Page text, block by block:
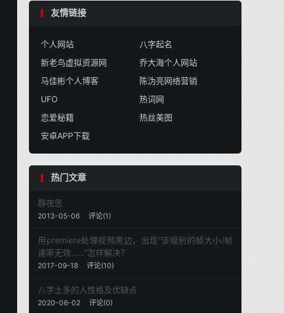
友情链接
个人网站
八字起名
新老鸟虚拟资源网
乔大海个人网站
马佳彬个人博客
陈沩亮网络营销
UFO
热词网
恋爱秘籍
热丝美图
安卓APP下载
热门文章
静夜思
2013-05-06 评论(1)
用premiere处理视频黑边，出现“该级别的帧大小/帧
速率无效……”怎样解决？
2017-09-18 评论(10)
八字土多的人性格及优缺点
2020-06-02 评论(0)